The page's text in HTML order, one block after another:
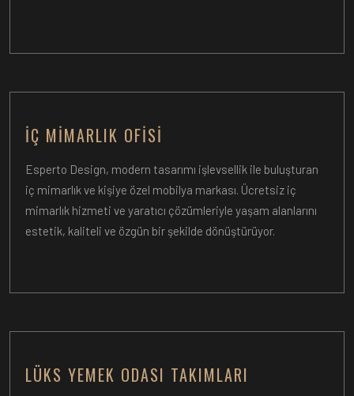
İÇ MIMARLIK OFISI
Esperto Design, modern tasarımı işlevsellik ile buluşturan
iç mimarlık ve kişiye özel mobilya markası. Ücretsiz iç
mimarlık hizmeti ve yaratıcı çözümleriyle yaşam alanlarını
estetik, kaliteli ve özgün bir şekilde dönüştürüyor.
LÜKS YEMEK ODASI TAKIMLARI